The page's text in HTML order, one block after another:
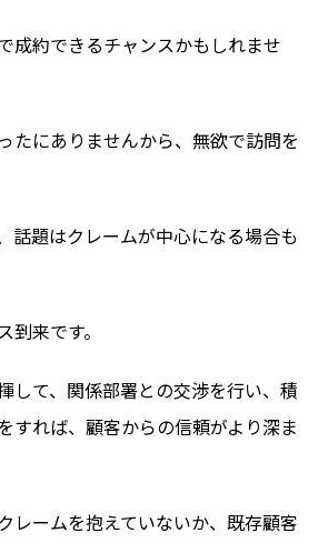
成約できるチャンスかもしれませ
たにありませんから、無欲で訪問を
話題はクレームが中心になる場合も
来です。
して、関係部署との交渉を行い、積
すれば、顧客からの信頼がより深ま
レームを抱えていないか、既存顧客